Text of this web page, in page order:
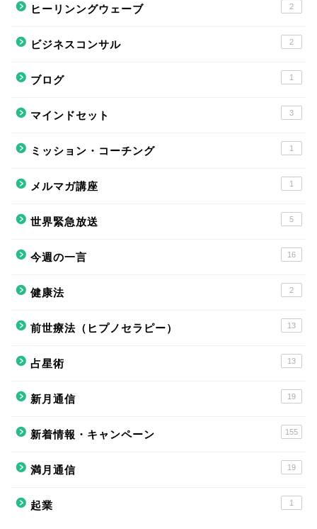
ヒーリンングウェーブ 2
ビジネスコンサル 2
ブログ 1
マインドセット 3
ミッション・コーチング 1
メルマガ講座 1
世界緊急放送 5
今週の一言 16
健康法 2
前世療法（ヒプノセラピー） 13
占星術 13
新月通信 19
新着情報・キャンペーン 155
満月通信 19
起業 1